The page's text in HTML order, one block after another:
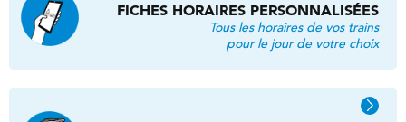
FICHES HORAIRES PERSONNALISÉES
Tous les horaires de vos trains
pour le jour de votre choix